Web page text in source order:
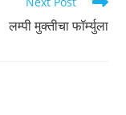
लम्पी मुक्तीचा फॉर्म्युला